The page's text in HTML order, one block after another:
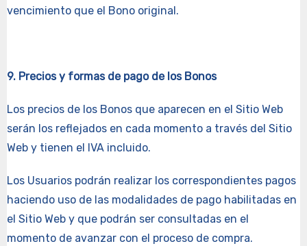
vencimiento que el Bono original.
9. Precios y formas de pago de los Bonos
Los precios de los Bonos que aparecen en el Sitio Web
serán los reflejados en cada momento a través del Sitio
Web y tienen el IVA incluido.
Los Usuarios podrán realizar los correspondientes pagos
haciendo uso de las modalidades de pago habilitadas en
el Sitio Web y que podrán ser consultadas en el
momento de avanzar con el proceso de compra.